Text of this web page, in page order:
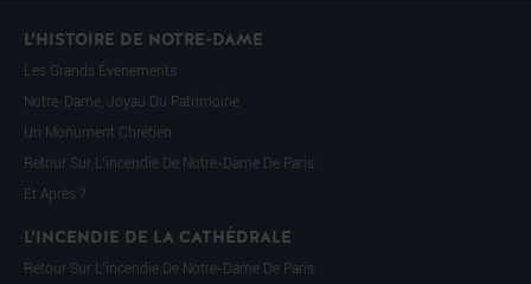
L’HISTOIRE DE NOTRE-DAME
Les Grands Évènements
Notre-Dame, Joyau Du Patrimoine
Un Monument Chrétien
Retour Sur L’incendie De Notre-Dame De Paris
Et Après ?
L’INCENDIE DE LA CATHÉDRALE
Retour Sur L’incendie De Notre-Dame De Paris